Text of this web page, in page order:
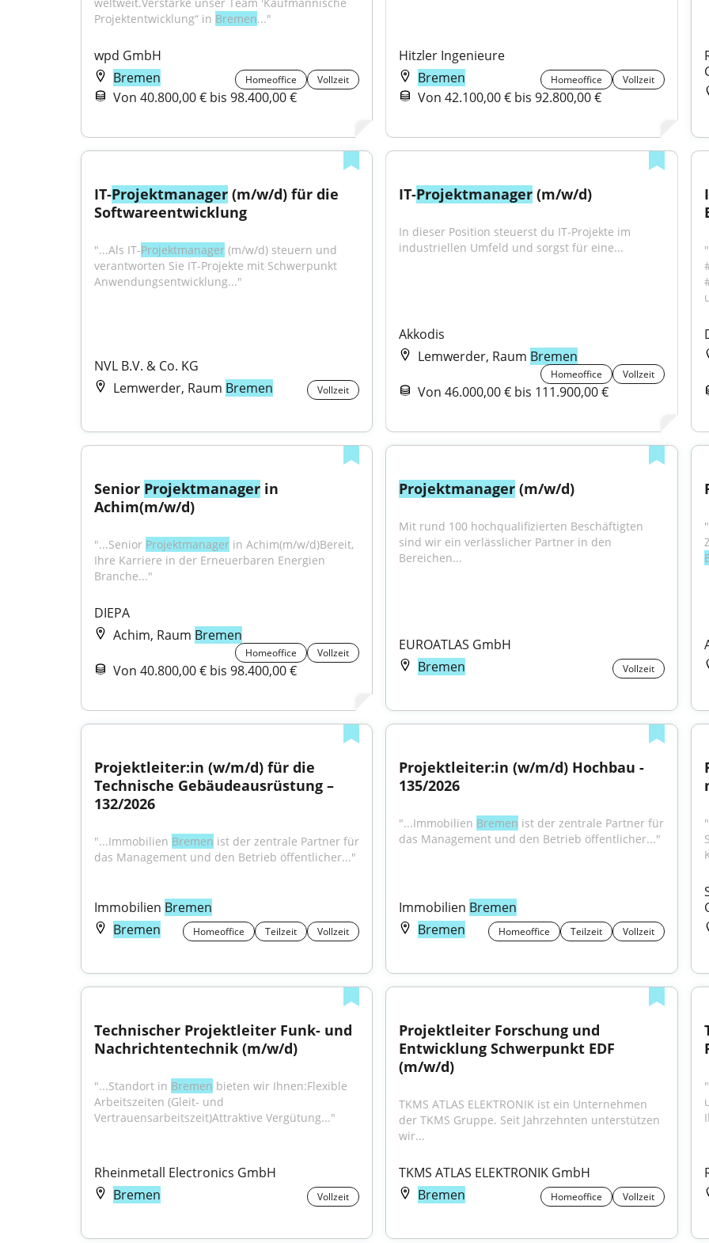
Projektentwicklung“ in Bremen..."
wpd GmbH
Bremen
Homeoffice Vollzeit
Von 40.800,00 € bis 98.400,00 €
Hitzler Ingenieure
Bremen
Homeoffice Vollzeit
Von 42.100,00 € bis 92.800,00 €
IT-Projektmanager (m/w/d) für die
Softwareentwicklung
"...Als IT-Projektmanager (m/w/d) steuern und
verantworten Sie IT-Projekte mit Schwerpunkt
Anwendungsentwicklung..."
NVL B.V. & Co. KG
Lemwerder, Raum Bremen Vollzeit
IT-Projektmanager (m/w/d)
In dieser Position steuerst du IT‑Projekte im
industriellen Umfeld und sorgst für eine...
Akkodis
Lemwerder, Raum Bremen
Homeoffice Vollzeit
Von 46.000,00 € bis 111.900,00 €
Senior Projektmanager in
Achim(m/w/d)
"...Senior Projektmanager in Achim(m/w/d)Bereit,
Ihre Karriere in der Erneuerbaren Energien
Branche..."
DIEPA
Achim, Raum Bremen
Homeoffice Vollzeit
Von 40.800,00 € bis 98.400,00 €
Projektmanager (m/w/d)
Mit rund 100 hochqualifizierten Beschäftigten
sind wir ein verlässlicher Partner in den
Bereichen...
EUROATLAS GmbH
Bremen
Vollzeit
Projektleiter:in (w/m/d) für die
Technische Gebäudeausrüstung –
132/2026
"...Immobilien Bremen ist der zentrale Partner für
das Management und den Betrieb öffentlicher..."
Immobilien Bremen
Bremen
Homeoffice Teilzeit Vollzeit
Projektleiter:in (w/m/d) Hochbau -
135/2026
"...Immobilien Bremen ist der zentrale Partner für
das Management und den Betrieb öffentlicher..."
Immobilien Bremen
Bremen
Homeoffice Teilzeit Vollzeit
Technischer Projektleiter Funk- und
Nachrichtentechnik (m/w/d)
"...Standort in Bremen bieten wir Ihnen:Flexible
Arbeitszeiten (Gleit- und
Vertrauensarbeitszeit)Attraktive Vergütung..."
Rheinmetall Electronics GmbH
Bremen
Vollzeit
Projektleiter Forschung und
Entwicklung Schwerpunkt EDF
(m/w/d)
TKMS ATLAS ELEKTRONIK ist ein Unternehmen
der TKMS Gruppe. Seit Jahrzehnten unterstützen
wir...
TKMS ATLAS ELEKTRONIK GmbH
Bremen
Homeoffice Vollzeit